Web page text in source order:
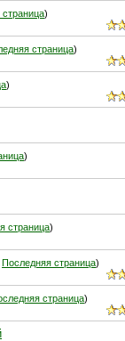
)
страница)
)
)
страница)
Последняя страница)
страница)